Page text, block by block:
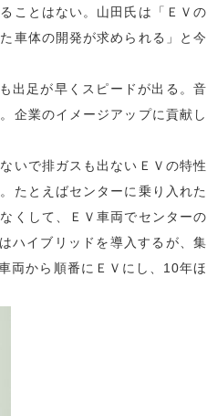
ことはない。山田氏は「ＥＶの
車体の開発が求められる」と今
足が早くスピードが出る。音
企業のイメージアップに貢献し
いで排ガスも出ないＥＶの特性
たとえばセンターに乗り入れた
くして、ＥＶ車両でセンターの
イブリッドを導入するが、集
両から順番にＥＶにし、10年ほ